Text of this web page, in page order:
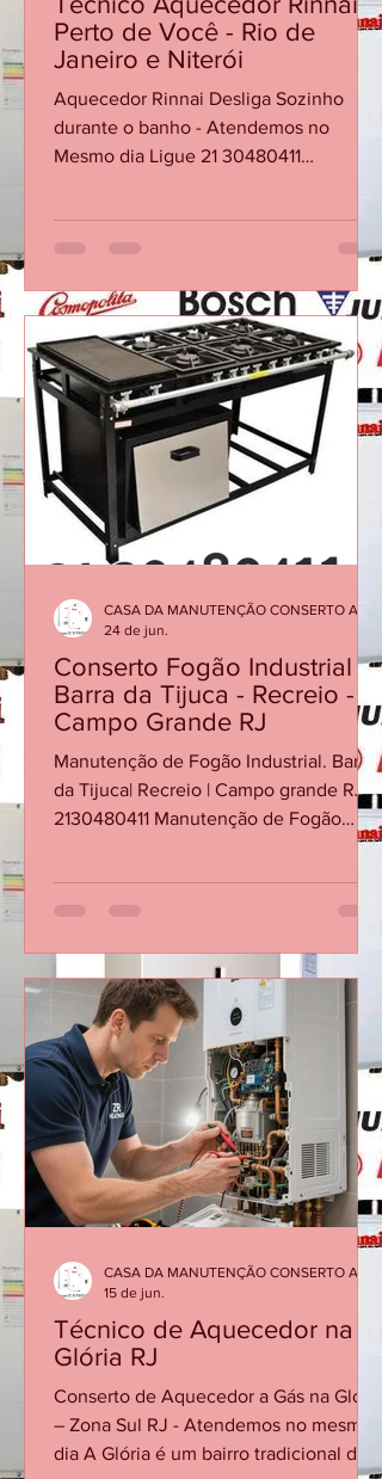
Técnico Aquecedor Rinnai
Perto de Você - Rio de
Janeiro e Niterói
Aquecedor Rinnai Desliga Sozinho
durante o banho - Atendemos no
Aquecedor Rinnai Desliga Sozinho
está no equipamento em si, mas em
fatores como baixa vazão de água, filtro
obstruído, sensores desgastados ou
necessidade de manutenção
preventiva. Quando o aquecedor
interrompe o funcionamento, ele está
protegendo o sistema contra condições
inadequadas de operação. Ignorar o
proble
25 de jun.
Conserto Fogão Industrial -
Barra da Tijuca - Recreio -
Campo Grande RJ
Manutenção de Fogão Industrial. Barra
da Tijuca| Recreio | Campo grande RJ
Industrial no RJ. Conserto de Fogão
Bandeirantes Conserto de Fogão
Industrial em Campo grande RJ
Conserto de Fogão Industrial em
Jacarepaguá Conserto de Fogão
Industrial em Botafogo Conserto de
Fogão Industrial em Copacabana
Conserto de Fogão Industrial em
Ipanema Conserto de Fogão Industrial
no Leb
CASA DA MANUTENÇÃO CONSERTO AQUECEDOR RINNAI
24 de jun.
Técnico de Aquecedor na
Glória RJ
Conserto de Aquecedor a Gás na Glória
– Zona Sul RJ - Atendemos no mesmo
15 de jun.